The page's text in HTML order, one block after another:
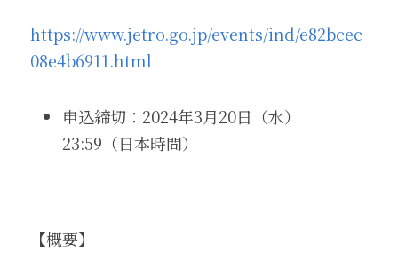
https://www.jetro.go.jp/events/ind/e82bcec
08e4b6911.html
申込締切：2024年3月20日（水）
23:59（日本時間）
【概要】